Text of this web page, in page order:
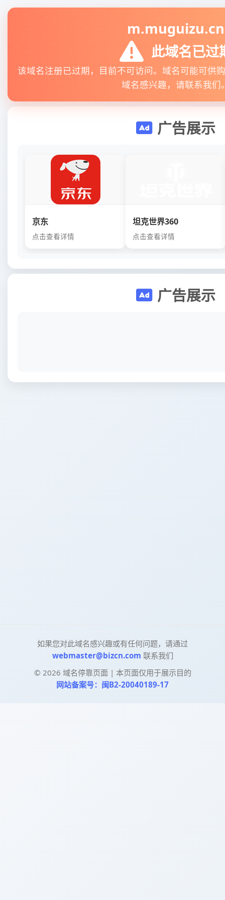
m.muguizu.cn
此域名已过
该域名注册已过期，目前不可访问。域名可能可供
域名感兴趣，请联系我们
广告展示
京东
点击查看详情
坦克世界360
点击查看详情
广告展示
如果您对此域名感兴趣或有任何问题，请通过
webmaster@bizcn.com 联系我们
© 2026 域名停靠页面 | 本页面仅用于展示目的
网站备案号：闽B2-20040189-17